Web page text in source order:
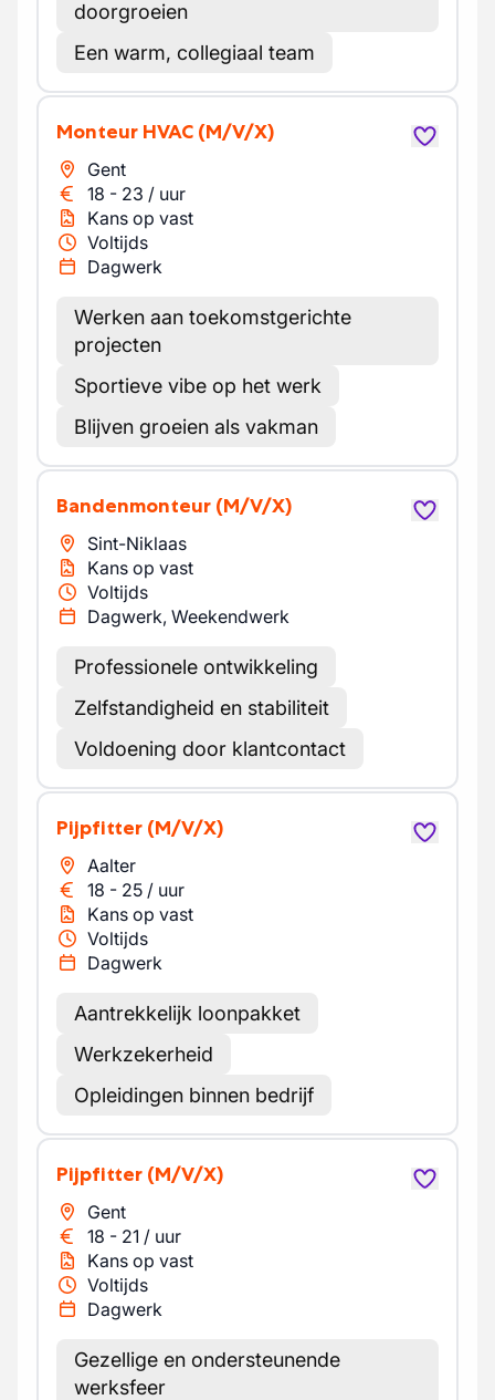
doorgroeien
Een warm, collegiaal team
Monteur HVAC (M/V/X)
Gent
18 - 23 / uur
Kans op vast
Voltijds
Dagwerk
Werken aan toekomstgerichte
projecten
Sportieve vibe op het werk
Blijven groeien als vakman
Bandenmonteur (M/V/X)
Sint-Niklaas
Kans op vast
Voltijds
Dagwerk, Weekendwerk
Professionele ontwikkeling
Zelfstandigheid en stabiliteit
Voldoening door klantcontact
Pijpfitter (M/V/X)
Aalter
18 - 25 / uur
Kans op vast
Voltijds
Dagwerk
Aantrekkelijk loonpakket
Werkzekerheid
Opleidingen binnen bedrijf
Pijpfitter (M/V/X)
Gent
18 - 21 / uur
Kans op vast
Voltijds
Dagwerk
Gezellige en ondersteunende
werksfeer